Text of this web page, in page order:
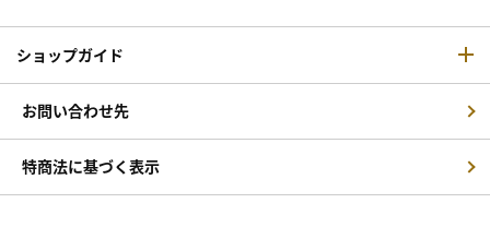
ショップガイド
お問い合わせ先
特商法に基づく表示